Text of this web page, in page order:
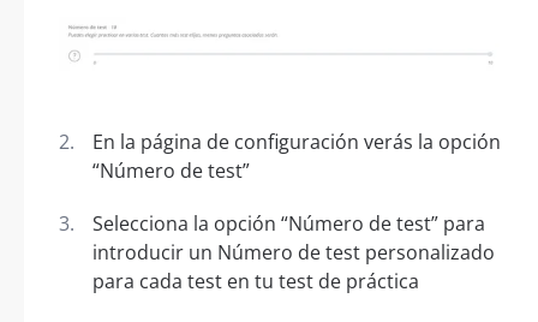
En la página de configuración verás la opción
“Número de test”
Selecciona la opción “Número de test” para
introducir un Número de test personalizado
para cada test en tu test de práctica